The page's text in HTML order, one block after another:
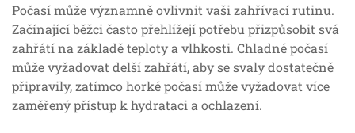
Počasí může významně ovlivnit vaši zahřívací rutinu.
Začínající běžci často přehlížejí potřebu přizpůsobit svá
zahřátí na základě teploty a vlhkosti. Chladné počasí
může vyžadovat delší zahřátí, aby se svaly dostatečně
připravily, zatímco horké počasí může vyžadovat více
zaměřený přístup k hydrataci a ochlazení.